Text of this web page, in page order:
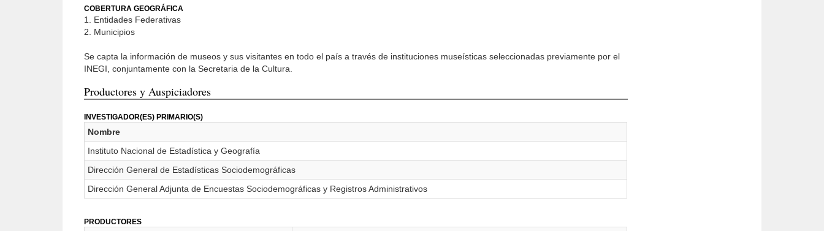
COBERTURA GEOGRÁFICA
1. Entidades Federativas
2. Municipios
Se capta la información de museos y sus visitantes en todo el país a través de instituciones museísticas seleccionadas previamente por el
INEGI, conjuntamente con la Secretaria de la Cultura.
Productores y Auspiciadores
INVESTIGADOR(ES) PRIMARIO(S)
Nombre
Instituto Nacional de Estadística y Geografía
Dirección General de Estadísticas Sociodemográficas
Dirección General Adjunta de Encuestas Sociodemográficas y Registros Administrativos
PRODUCTORES